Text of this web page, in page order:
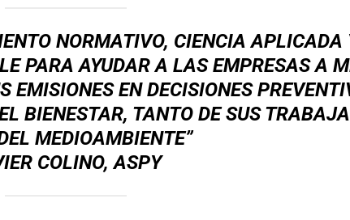
NORMATIVO, CIENCIA APLICADA
PARA AYUDAR A LAS EMPRESAS A
EMISIONES EN DECISIONES
BIENESTAR, TANTO DE SUS
MEDIOAMBIENTE”
COLINO, ASPY